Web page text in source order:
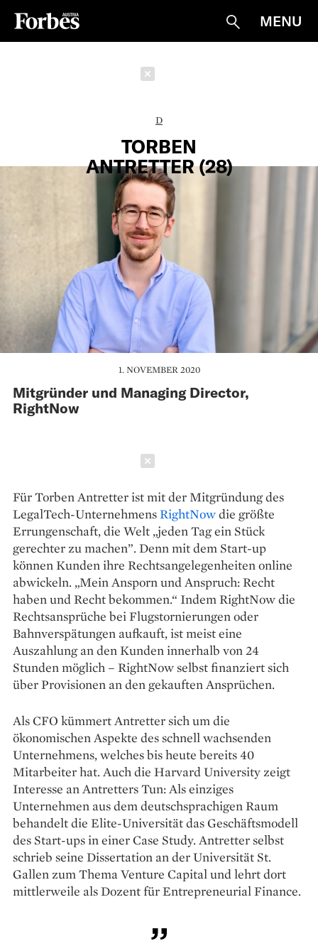
Suche
MENU
D
TORBEN
ANTRETTER (28)
1. NOVEMBER 2020
Mitgründer und Managing Director,
RightNow
Für Torben Antretter ist mit der Mitgründung des
LegalTech-UnternehmensRightNowdie größte
Errungenschaft, die Welt „jeden Tag ein Stück
gerechter zu machen”. Denn mit dem Start-up
können Kunden ihre Rechtsangelegenheiten online
abwickeln. „Mein Ansporn und Anspruch: Recht
haben und Recht bekommen.“ Indem RightNow die
Rechtsansprüche bei Flugstornierungen oder
Bahnverspätungen aufkauft, ist meist eine
Auszahlung an den Kunden innerhalb von 24
Stunden möglich – RightNow selbst finanziert sich
über Provisionen an den gekauften Ansprüchen.
Als CFO kümmert Antretter sich um die
ökonomischen Aspekte des schnell wachsenden
Unternehmens, welches bis heute bereits 40
Mitarbeiter hat. Auch die Harvard University zeigt
Interesse an Antretters Tun: Als einziges
Unternehmen aus dem deutschsprachigen Raum
behandelt die Elite-Universität das Geschäftsmodell
des Start-ups in einer Case Study. Antretter selbst
schrieb seine Dissertation an der Universität St.
Gallen zum Thema Venture Capital und lehrt dort
mittlerweile als Dozent für Entrepreneurial Finance.